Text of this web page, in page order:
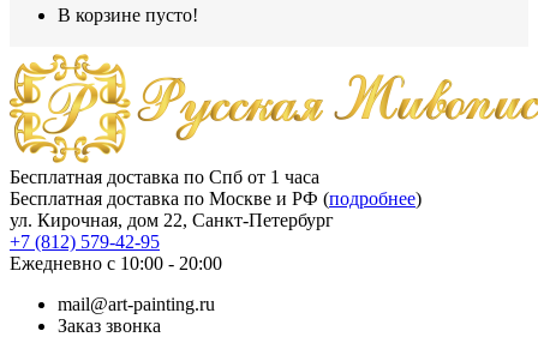
В корзине пусто!
Бесплатная доставка по Спб от 1 часа
Бесплатная доставка по Москве и РФ (подробнее)
ул. Кирочная, дом 22, Санкт-Петербург
+7 (812) 579-42-95
Ежедневно с 10:00 - 20:00
mail@art-painting.ru
Заказ звонка